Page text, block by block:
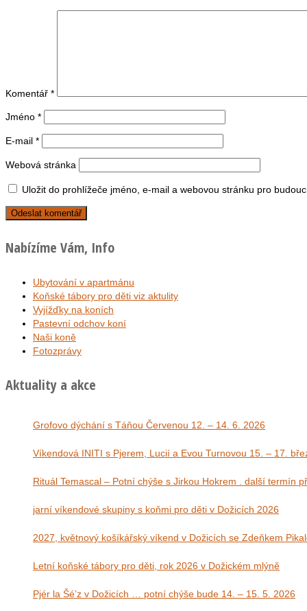
Komentář *
Jméno *
E-mail *
Webová stránka
Uložit do prohlížeče jméno, e-mail a webovou stránku pro
Nabízíme Vám, Info
Ubytování v apartmánu
Koňské tábory pro děti viz aktulity
Vyjížďky na koních
Pastevní odchov koní
Naši koně
Fotozprávy
Aktuality a akce
Grofovo dýchání s Táňou Červenou 12. – 14. 6. 2026
Víkendová INITI s Pjerem, Lucií a Evou
Rituál Temascal – Potní chýše s Jirkou Hokrem . další termín
jarní víkendové skupiny s koňmi pro děti v Dožicích 2026
2027, květnový košíkářský víkend v Dožicích se Zdeňkem
Letní koňské tábory pro děti, rok 2026 v Dožickém mlýně
Pjér la Šé’z v Dožicích … potní chýše bude 14. – 15. 5. 2026